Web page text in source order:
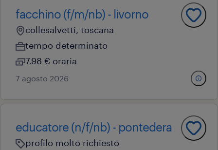
facchino (f/m/nb) - livorno
collesalvetti, toscana
tempo determinato
7.98 € oraria
7 agosto 2026
educatore (n/f/nb) - pontedera
profilo molto richiesto